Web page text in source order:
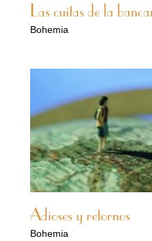
Las cuitas de la
Bohemia
Adioses y retornos
Bohemia